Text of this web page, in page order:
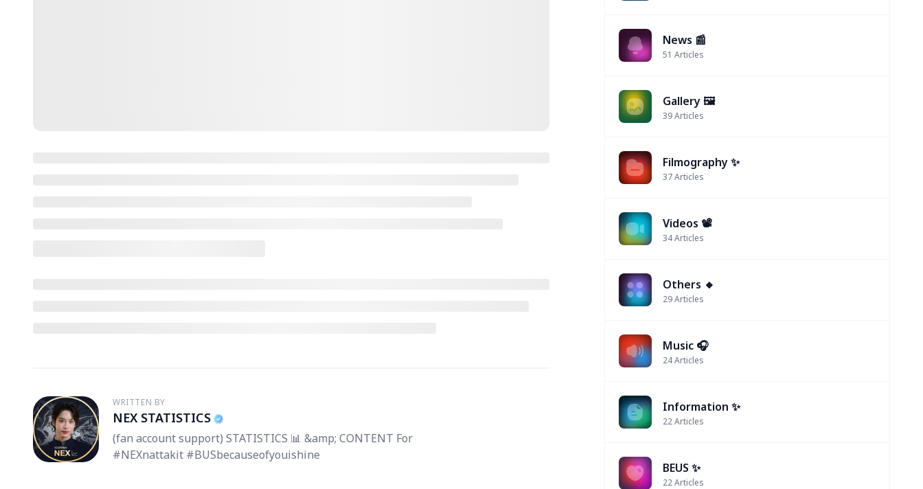
N
WRITTEN BY
NEX STATISTICS
(fan account support) STATISTICS 📊 &amp; CONTENT For
#NEXnattakit #BUSbecauseofyouishine
News 📰
51 Articles
Gallery 🖼️
39Articles
Filmography ✨
37Articles
Videos 📽
34Articles
Others 🔸
29Articles
Music 🎧
24Articles
Information ✨
22Articles
BEUS ✨
22Articles